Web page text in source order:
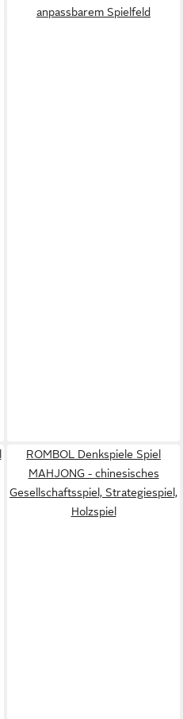
anpassbarem Spielfeld
ROMBOL Denkspiele Spiel
MAHJONG - chinesisches
Gesellschaftsspiel, Strategiespiel,
Holzspiel